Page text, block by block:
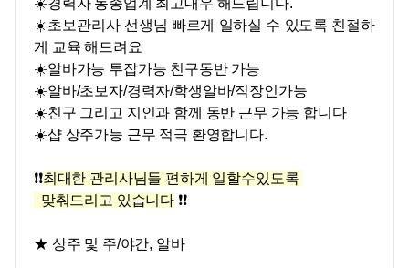
☀️경력자 동종업계 최고대우 해드립니다.
☀️초보관리사 선생님 빠르게 일하실 수 있도록 친절하
게 교육 해드려요
☀️알바가능 투잡가능 친구동반 가능
☀️알바/초보자/경력자/학생알바/직장인가능
☀️친구 그리고 지인과 함께 동반 근무 가능 합니다
☀️샵 상주가능 근무 적극 환영합니다.
❗❗최대한 관리사님들 편하게 일할수있도록
맞춰드리고 있습니 다 ❗❗
★ 상주 및 주/야간, 알바